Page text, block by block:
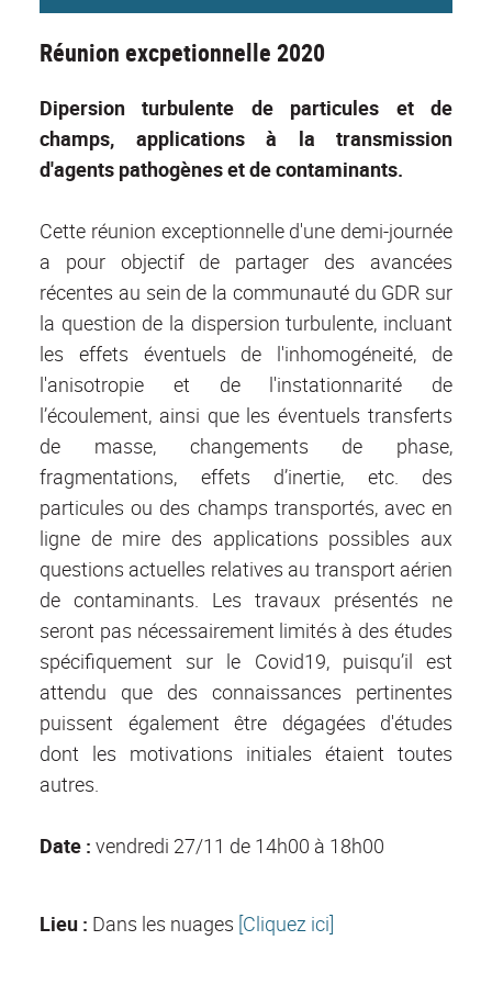
Réunion excpetionnelle 2020
Dipersion turbulente de particules et de
champs, applications à la transmission
d'agents pathogènes et de contaminants.
Cette réunion exceptionnelle d'une demi-journée
a pour objectif de partager des avancées
récentes au sein de la communauté du GDR sur
la question de la dispersion turbulente, incluant
les effets éventuels de l'inhomogéneité, de
l'anisotropie et de l'instationnarité de
l’écoulement, ainsi que les éventuels transferts
de masse, changements de phase,
fragmentations, effets d’inertie, etc. des
particules ou des champs transportés, avec en
ligne de mire des applications possibles aux
questions actuelles relatives au transport aérien
de contaminants. Les travaux présentés ne
seront pas nécessairement limités à des études
spécifiquement sur le Covid19, puisqu’il est
attendu que des connaissances pertinentes
puissent également être dégagées d'études
dont les motivations initiales étaient toutes
autres.
Date : vendredi 27/11 de 14h00 à 18h00
Lieu : Dans les nuages [Cliquez ici]